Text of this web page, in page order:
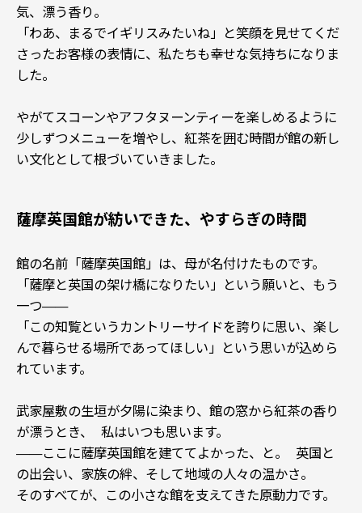
気、漂う香り。
「わあ、まるでイギリスみたいね」と笑顔を見せてくだ
さったお客様の表情に、私たちも幸せな気持ちになりま
した。
やがてスコーンやアフタヌーンティーを楽しめるように
少しずつメニューを増やし、紅茶を囲む時間が館の新し
い文化として根づいていきました。
薩摩英国館が紡いできた、やすらぎの時間
館の名前「薩摩英国館」は、母が名付けたものです。
「薩摩と英国の架け橋になりたい」という願いと、もう
一つ——
「この知覧というカントリーサイドを誇りに思い、楽し
んで暮らせる場所であってほしい」という思いが込めら
れています。
武家屋敷の生垣が夕陽に染まり、館の窓から紅茶の香り
が漂うとき、 私はいつも思います。
——ここに薩摩英国館を建ててよかった、と。 英国と
の出会い、家族の絆、そして地域の人々の温かさ。
そのすべてが、この小さな館を支えてきた原動力です。